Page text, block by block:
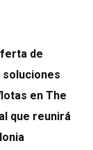
de
soluciones
en The
que reunirá